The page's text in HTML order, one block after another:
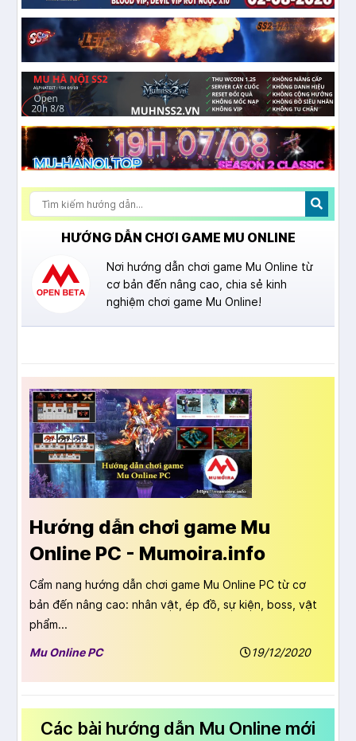
HƯỚNG DẪN CHƠI GAME MU ONLINE
Nơi hướng dẫn chơi game Mu Online từ
cơ bản đến nâng cao, chia sẻ kinh
nghiệm chơi game Mu Online!
Hướng dẫn chơi game Mu
Online PC - Mumoira.info
Cẩm nang hướng dẫn chơi game Mu Online PC từ cơ
bản đến nâng cao: nhân vật, ép đồ, sự kiện, boss, vật
phẩm...
Mu Online PC 19/12/2020
Các bài hướng dẫn Mu Online mới